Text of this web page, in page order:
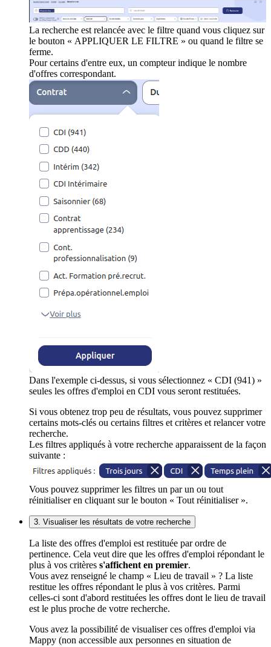
La recherche est relancée avec le filtre quand vous cliquez sur
le bouton « APPLIQUER LE FILTRE » ou quand le filtre se
ferme.
Pour certains d'entre eux, un compteur indique le nombre
d'offres correspondant.
Dans l'exemple ci-dessus, si vous sélectionnez « CDI (941) »
seules les offres d'emploi en CDI vous seront restituées.
Si vous obtenez trop peu de résultats, vous pouvez supprimer
certains mots-clés ou certains filtres et critères et relancer votre
recherche.
Les filtres appliqués à votre recherche apparaissent de la façon
suivante :
Vous pouvez supprimer les filtres un par un ou tout
réinitialiser en cliquant sur le bouton « Tout réinitialiser ».
3. Visualiser les résultats de votre recherche
La liste des offres d'emploi est restituée par ordre de
pertinence. Cela veut dire que les offres d'emploi répondant le
plus à vos critères s'affichent en premier.
Vous avez renseigné le champ « Lieu de travail » ? La liste
restitue les offres répondant le plus à vos critères. Parmi
celles-ci sont d'abord restituées les offres dont le lieu de travail
est le plus proche de votre recherche.
Vous avez la possibilité de visualiser ces offres d'emploi via
Mappy (non accessible aux personnes en situation de